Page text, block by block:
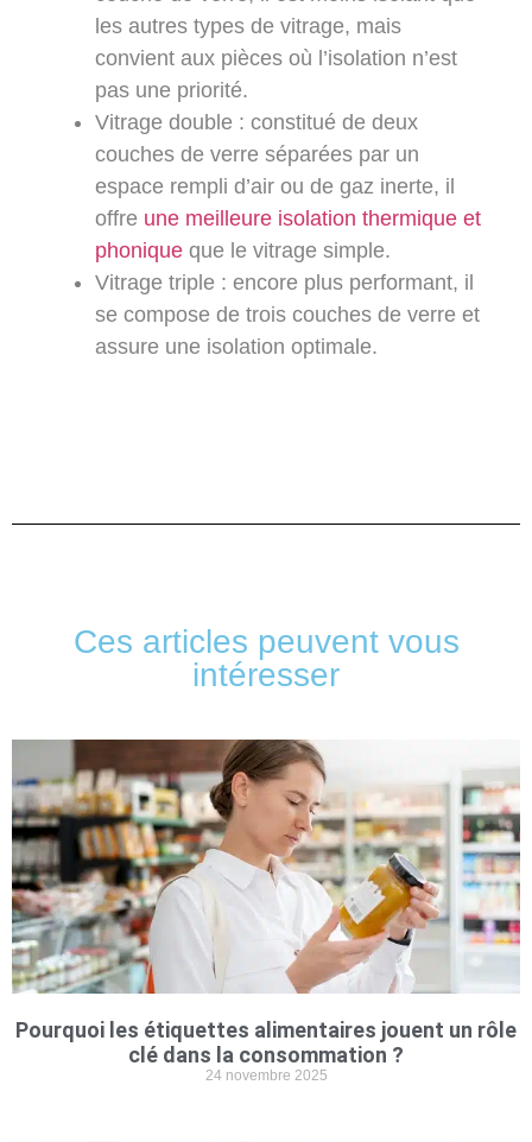
les autres types de vitrage, mais
convient aux pièces où l’isolation n’est
pas une priorité.
Vitrage double : constitué de deux
couches de verre séparées par un
espace rempli d’air ou de gaz inerte, il
offre une meilleure isolation thermique et
phonique que le vitrage simple.
Vitrage triple : encore plus performant, il
se compose de trois couches de verre et
assure une isolation optimale.
Ces articles peuvent vous
intéresser
Pourquoi les étiquettes alimentaires jouent un rôle
clé dans la consommation ?
24 novembre 2025